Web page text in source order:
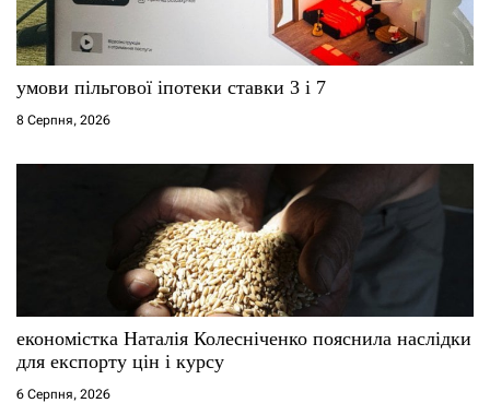
умови пільгової іпотеки ставки 3 і 7
8 Серпня, 2026
економістка Наталія Колесніченко пояснила наслідки
для експорту цін і курсу
6 Серпня, 2026